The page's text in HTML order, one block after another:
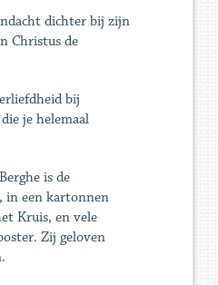
dichter bij zijn
Christus de
bij
je helemaal
is de
in een kartonnen
Kruis, en vele
Zij geloven